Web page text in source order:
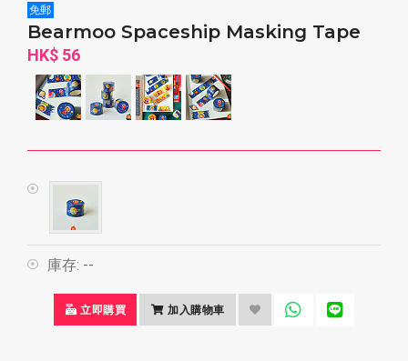
免郵
Bearmoo Spaceship Masking Tape
HK$ 56
庫存: --
立即購買 加入購物車